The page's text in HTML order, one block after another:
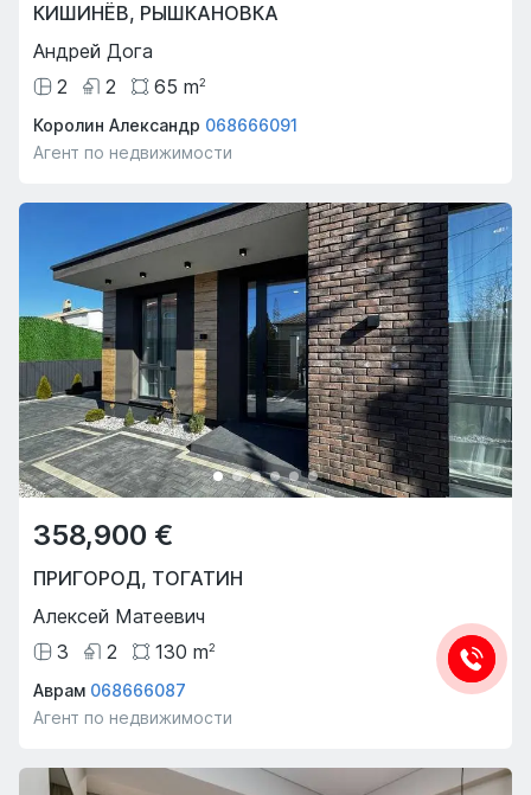
КИШИНЁВ, РЫШКАНОВКА
Андрей Дога
2
2 65 m2
Королин Александр 068666091
Агент по недвижимости
358,900 €
ПРИГОРОД, ТОГАТИН
Алексей Матеевич
3
2 130 m2
Аврам 068666087
Агент по недвижимости